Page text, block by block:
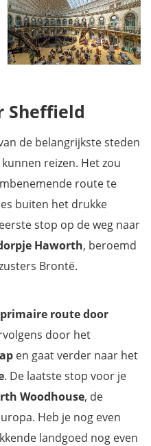
Sheffield
de belangrijkste steden
kunnen reizen. Het zou
route te
buiten het drukke
stop op de weg naar
Haworth, beroemd
Brontë.
primaire route door
door het
en gaat verder naar het
. De laatste stop voor je
Woodhouse, de
Heb je nog even
landgoed nog even